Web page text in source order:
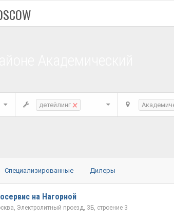
детейлинг ×
Специализированные Дилеры
на Нагорной
Электролитный проезд, 3Б, строение 3